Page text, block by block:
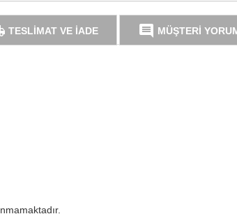
TESLİMAT VE İADE comment MÜŞTERİ